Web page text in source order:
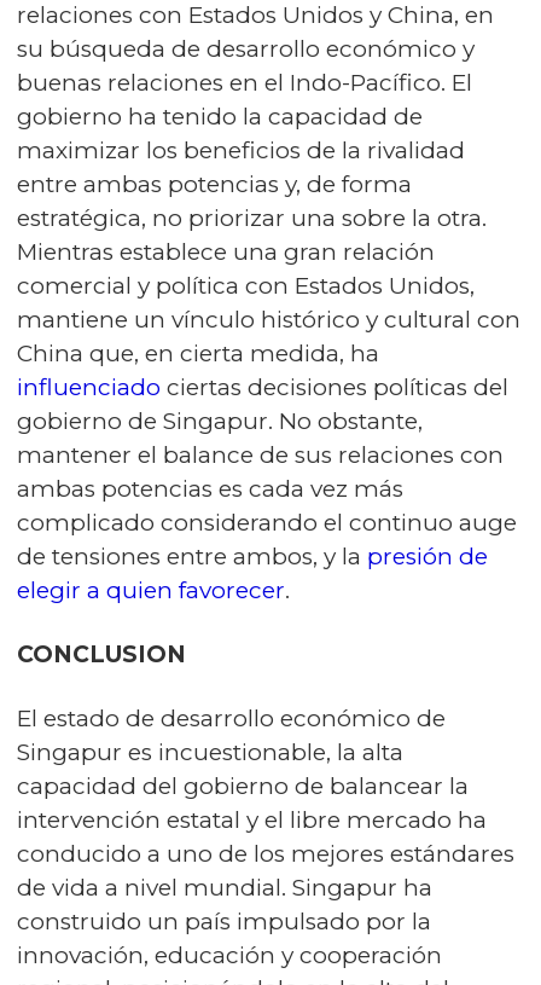
relaciones con Estados Unidos y China, en
su búsqueda de desarrollo económico y
buenas relaciones en el Indo-Pacífico. El
gobierno ha tenido la capacidad de
maximizar los beneficios de la rivalidad
entre ambas potencias y, de forma
estratégica, no priorizar una sobre la otra.
Mientras establece una gran relación
comercial y política con Estados Unidos,
mantiene un vínculo histórico y cultural con
China que, en cierta medida, ha
influenciado ciertas decisiones políticas del
gobierno de Singapur. No obstante,
mantener el balance de sus relaciones con
ambas potencias es cada vez más
complicado considerando el continuo auge
de tensiones entre ambos, y la presión de
elegir a quien favorecer.
CONCLUSION
El estado de desarrollo económico de
Singapur es incuestionable, la alta
capacidad del gobierno de balancear la
intervención estatal y el libre mercado ha
conducido a uno de los mejores estándares
de vida a nivel mundial. Singapur ha
construido un país impulsado por la
innovación, educación y cooperación